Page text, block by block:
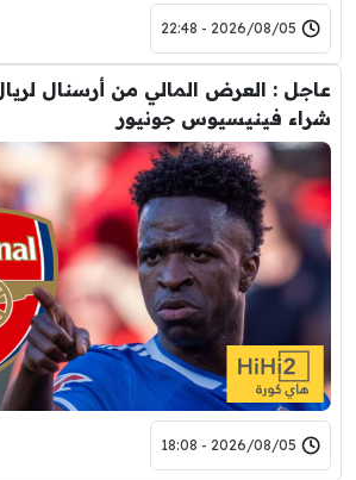
2026/08/05 - 22:48
عاجل : العرض المالي من أرسنال
شراء فينيسيوس جونيور
2026/08/05 - 18:08